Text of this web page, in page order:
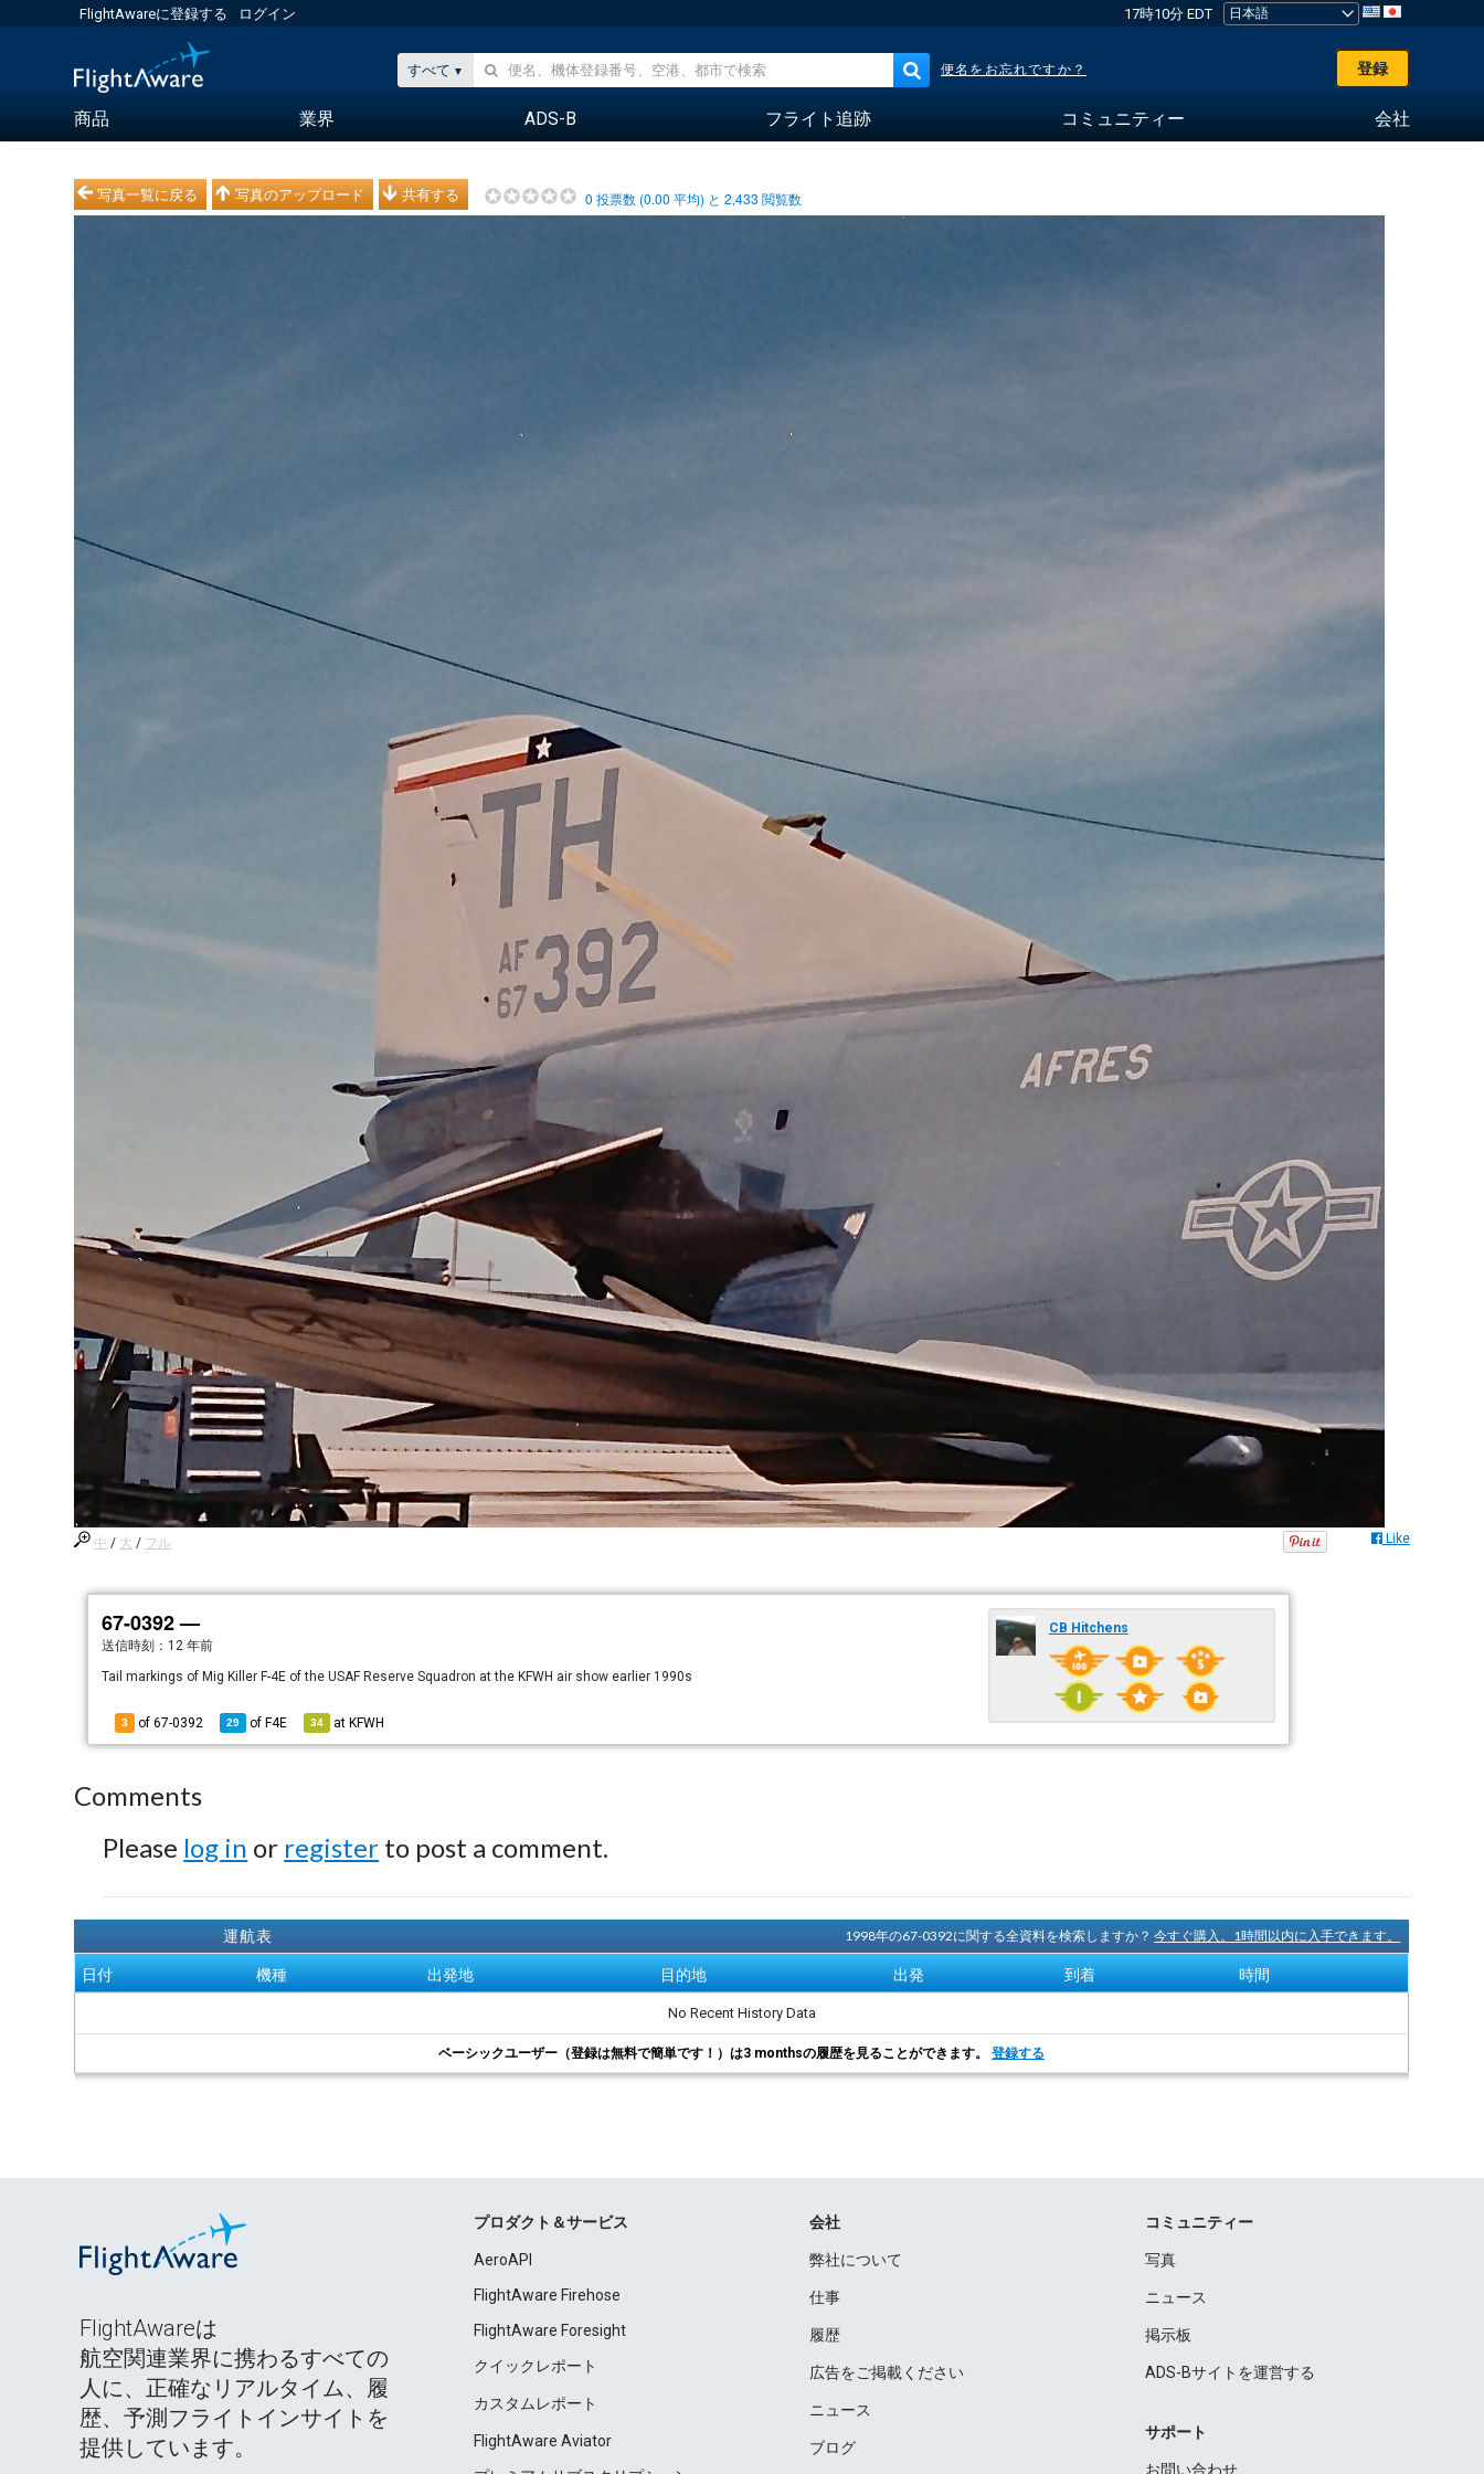
FlightAwareに登録する ログイン 17時10分 EDT
すべて 便名をお忘れですか？ 登録
商品 業界 ADS-B フライト追跡 コミュニティー 会社
写真一覧に戻る 写真のアップロード 共有する 0 投票数 (0.00 平均) と2,433 閲覧数
中 / 大 / フル Like
67-0392 —
送信時刻： 12 年前
Tail markings of Mig Killer F-4E of the USAF Reserve Squadron at the KFWH air show earlier 1990s
3 of 67-0392 29 of F4E 34 at KFWH
CB Hitchens
Comments
Please log in or register to post a comment.
運航表 1998年の67-0392に関する全資料を検索しますか？今すぐ購入。1時間以内に入手できます。
日付 機種 出発地 目的地 出発 到着 時間
No Recent History Data
ベーシックユーザー（登録は無料で簡単です！）は3 monthsの履歴を見ることができます。登録する
FlightAwareは
航空関連業界に携わるすべての
人に、正確なリアルタイム、履
歴、予測フライトインサイトを
提供しています。
プロダクト＆サービス
AeroAPI
FlightAware Firehose
FlightAware Foresight
クイックレポート
カスタムレポート
FlightAware Aviator
会社
弊社について
仕事
履歴
広告をご掲載ください
ニュース
ブログ
コミュニティー
写真
ニュース
掲示板
ADS-Bサイトを運営する
サポート
お問い合わせ